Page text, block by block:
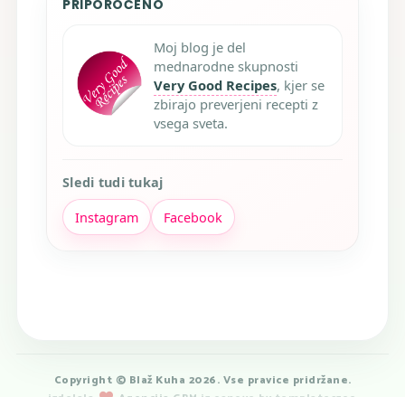
PRIPOROČENO
Moj blog je del
mednarodne skupnosti
Very Good Recipes, kjer se
zbirajo preverjeni recepti z
vsega sveta.
Sledi tudi tukaj
Instagram Facebook
Copyright © Blaž Kuha 2026. Vse pravice pridržane.